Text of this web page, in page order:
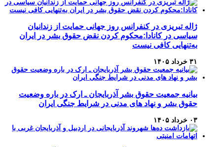
ژاله تبریزی در کنفرانس روز جهانی حمایت از زندانیان
سیاسی در کانادا:محکوم کردن نقض حقوق بشر در ایران
به‌تنهایی کافی نیست
۳۱ خرداد ۱۴۰۵
بیانیه جمعیت حقوق بشر آذربایجان ـ ارک در باره وضعیت
حقوق بشر و نهاد های مدنی در شرایط جنگی ایران
۰۳ خرداد ۱۴۰۵